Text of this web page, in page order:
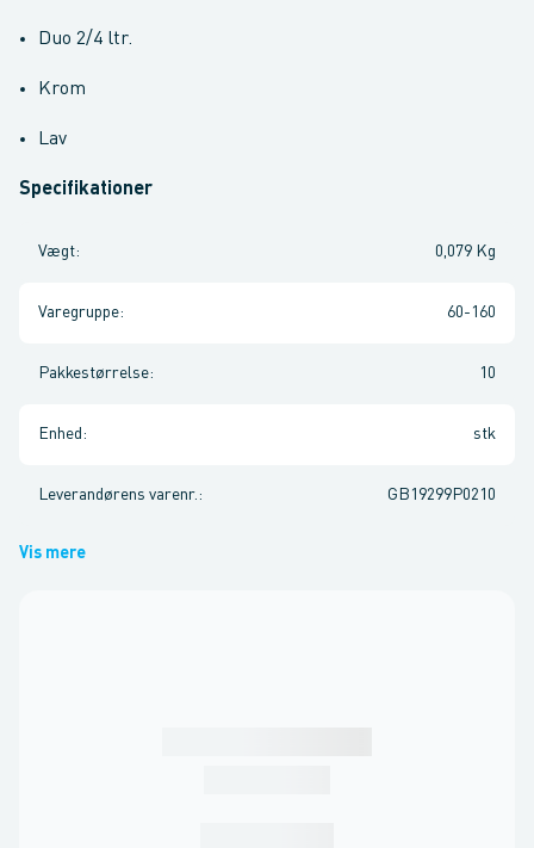
Duo 2/4 ltr.
Krom
Lav
Specifikationer
Vægt: 0,079 Kg
Varegruppe: 60-160
Pakkestørrelse: 10
Enhed : stk
Leverandørens varenr. : GB19299P0210
Vis mere